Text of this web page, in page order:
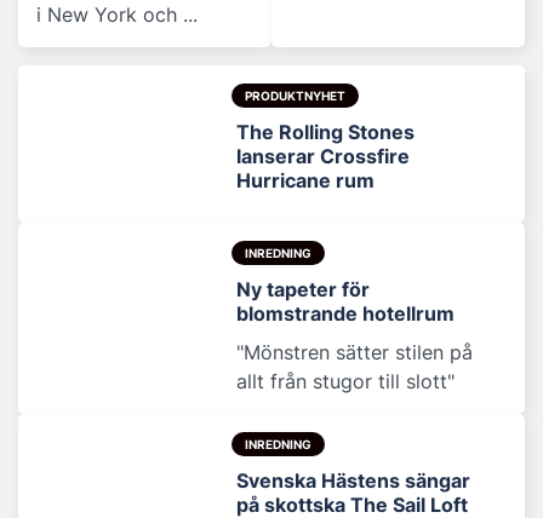
i New York och ...
PRODUKTNYHET
The Rolling Stones
lanserar Crossfire
Hurricane rum
INREDNING
Ny tapeter för
blomstrande hotellrum
"Mönstren sätter stilen på
allt från stugor till slott"
INREDNING
Svenska Hästens sängar
på skottska The Sail Loft